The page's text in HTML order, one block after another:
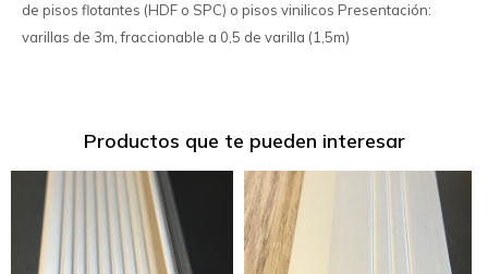
de pisos flotantes (HDF o SPC) o pisos vinilicos Presentación:
varillas de 3m, fraccionable a 0,5 de varilla (1,5m)
Productos que te pueden interesar